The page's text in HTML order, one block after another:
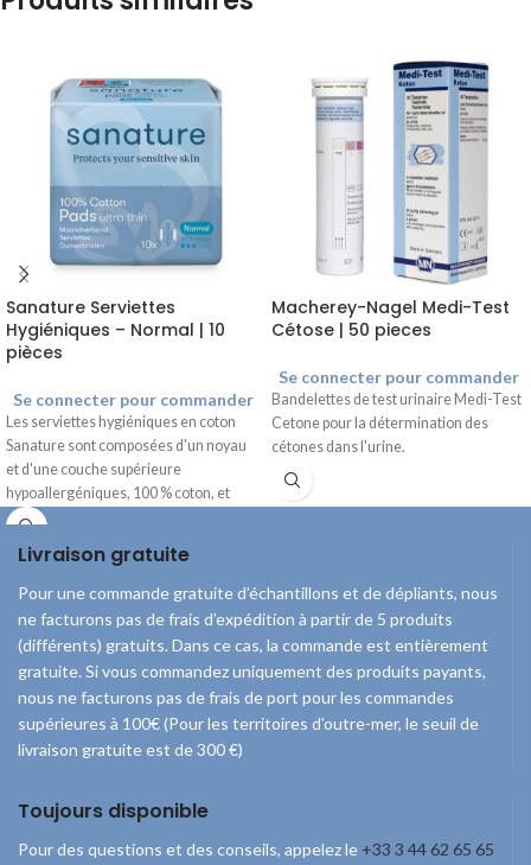
Sanature Serviettes
Hygiéniques – Normal | 10
pièces
Se connecter pour commander
Les serviettes hygiéniques en coton
Sanature sont composées d'un noyau
et d'une couche supérieure
hypoallergéniques, 100 % coton, et
sont exemptes de chlore et de parfum.
et empêchent le pansement de glisser.
Macherey-Nagel Medi-Test
Cétose | 50 pieces
Se connecter pour commander
Bandelettes de test urinaire Medi-Test
Cetone pour la détermination des
cétones dans l'urine.
Livraison gratuite
Pour une commande gratuite d’échantillons et de dépliants, nous
ne facturons pas de frais d’expédition à partir de 5 produits
(différents) gratuits. Dans ce cas, la commande est entièrement
gratuite. Si vous commandez uniquement des produits payants,
nous ne facturons pas de frais de port pour les commandes
supérieures à 100€ (Pour les territoires d'outre-mer, le seuil de
livraison gratuite est de 300 €)
Toujours disponible
Pour des questions et des conseils, appelez le +33 3 44 62 65 65